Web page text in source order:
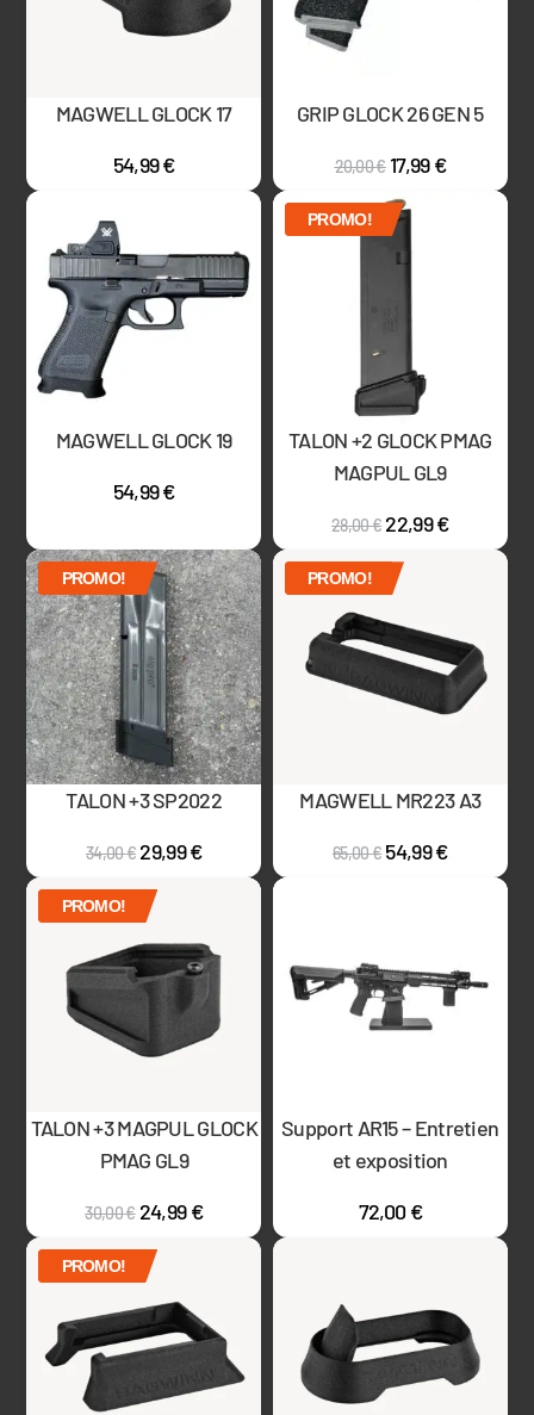
MAGWELL GLOCK 17
54,99€
GRIP GLOCK 26 GEN 5
20,00€ 17,99€
MAGWELL GLOCK 19
54,99€
PROMO!
TALON +2 GLOCK PMAG
MAGPUL GL9
28,00€ 22,99€
PROMO!
TALON +3 SP2022
34,00€ 29,99€
PROMO!
MAGWELL MR223 A3
65,00€ 54,99€
PROMO!
TALON +3 MAGPUL GLOCK
PMAG GL9
30,00€ 24,99€
Support AR15 – Entretien
et exposition
72,00 €
PROMO!